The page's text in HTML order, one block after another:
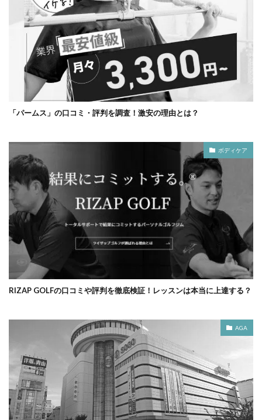
「パームス」の口コミ・評判を調査！激安の理由とは？
ボディケア
RIZAP GOLFの口コミや評判を徹底検証！レッスンは本当に上達する？
AGA